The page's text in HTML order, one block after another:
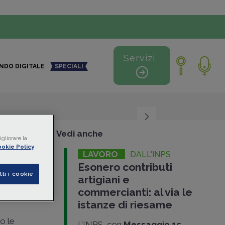
DIGITALE SPECIALI
Servizi
le
+ Vedi anche
LAVORO DALL'INPS
Esonero contributi
artigiani e
commercianti: al via le
istanze di riesame
la
Policy
i cookie